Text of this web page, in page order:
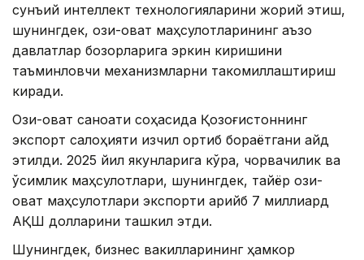
сунъий интеллект технологияларини жорий этиш,
шунингдек, озиқ-овқат маҳсулотларининг аъзо
давлатлар бозорларига эркин киришини
таъминловчи механизмларни такомиллаштириш
киради.
Озиқ-овқат саноати соҳасида Қозоғистоннинг
экспорт салоҳияти изчил ортиб бораётгани қайд
этилди. 2025 йил якунларига кўра, чорвачилик ва
ўсимлик маҳсулотлари, шунингдек, тайёр озиқ-
овқат маҳсулотлари экспорти қарийб 7 миллиард
АҚШ долларини ташкил этди.
Шунингдек, бизнес вакилларининг ҳамкор